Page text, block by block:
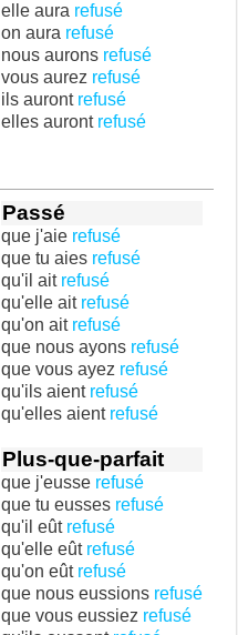
elle aura refusé
on aura refusé
nous aurons refusé
vous aurez refusé
ils auront refusé
elles auront refusé
Passé
que j'aie refusé
que tu aies refusé
qu'il ait refusé
qu'elle ait refusé
qu'on ait refusé
que nous ayons refusé
que vous ayez refusé
qu'ils aient refusé
qu'elles aient refusé
Plus-que-parfait
que j'eusse refusé
que tu eusses refusé
qu'il eût refusé
qu'elle eût refusé
qu'on eût refusé
que nous eussions refusé
que vous eussiez refusé